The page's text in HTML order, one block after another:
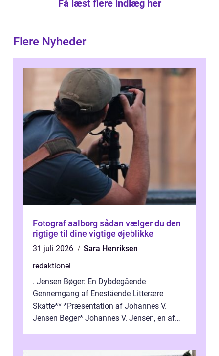
Få læst flere indlæg her
Flere Nyheder
Fotograf aalborg sådan vælger du den
rigtige til dine vigtige øjeblikke
31 juli 2026
Sara Henriksen
redaktionel
. Jensen Bøger: En Dybdegående
Gennemgang af Enestående Litterære
Skatte** *Præsentation af Johannes V.
Jensen Bøger* Johannes V. Jensen, en af